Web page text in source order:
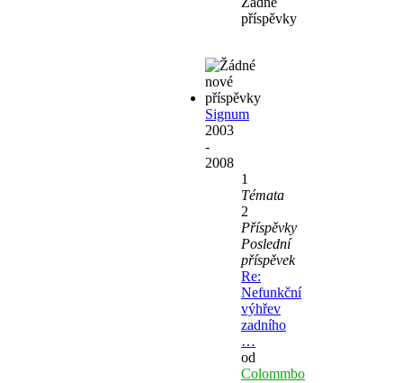
příspěvky
Signum
2003
-
2008
1
Témata
2
Příspěvky
Poslední
příspěvek
Re:
Nefunkční
výhřev
zadního
…
od
Colommbo